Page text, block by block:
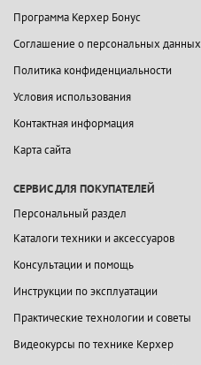
Программа Керхер Бонус
Соглашение о персональных данных
Политика конфиденциальности
Условия использования
Контактная информация
Карта сайта
СЕРВИС ДЛЯ ПОКУПАТЕЛЕЙ
Персональный раздел
Каталоги техники и аксессуаров
Консультации и помощь
Инструкции по эксплуатации
Практические технологии и советы
Видеокурсы по технике Керхер